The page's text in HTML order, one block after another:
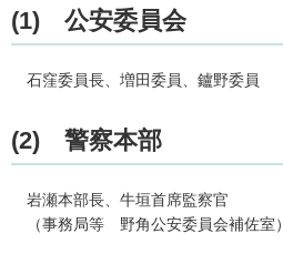
(1) 公安委員会
石窪委員長、増田委員、鑪野委員
(2) 警察本部
岩瀬本部長、牛垣首席監察官
（事務局等 野角公安委員会補佐室）